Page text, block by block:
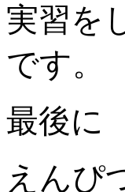
実習を
です。
最後に
えんぴ